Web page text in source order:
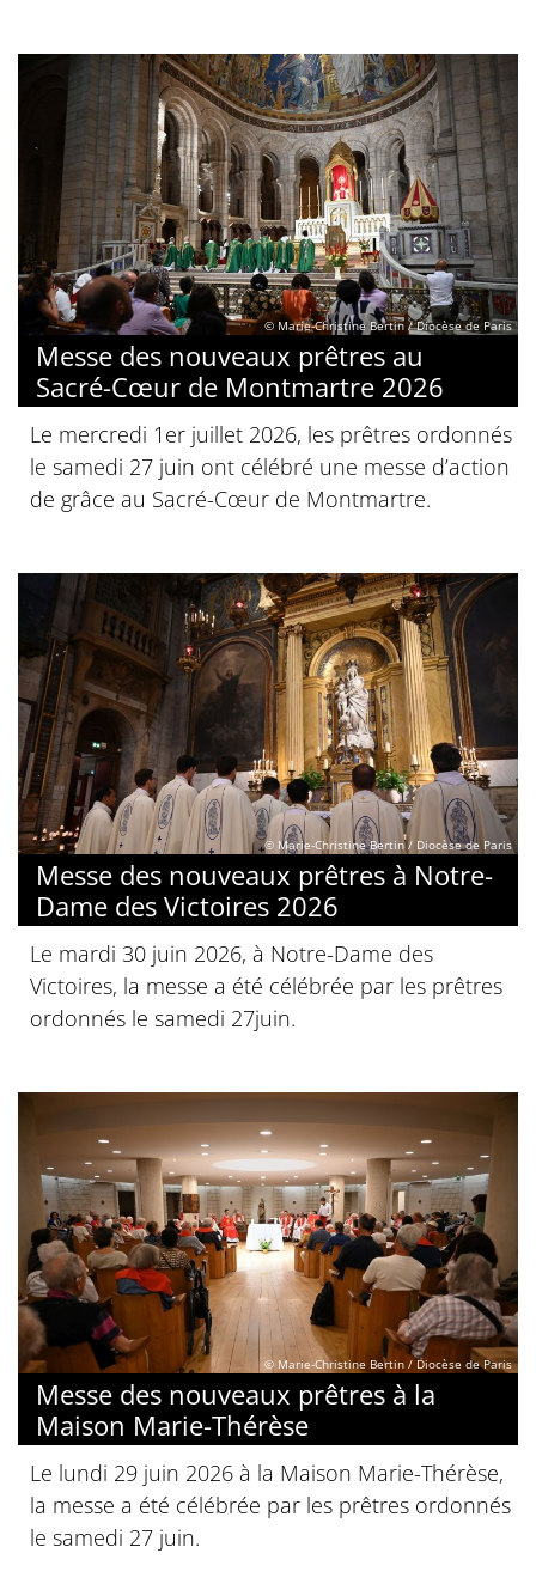
© Marie-Christine Bertin / Diocèse de Paris
Messe des nouveaux prêtres au
Sacré-Cœur de Montmartre 2026
Le mercredi 1er juillet 2026, les prêtres ordonnés
le samedi 27 juin ont célébré une messe d’action
de grâce au Sacré-Cœur de Montmartre.
© Marie-Christine Bertin / Diocèse de Paris
Messe des nouveaux prêtres à Notre-
Dame des Victoires 2026
Le mardi 30 juin 2026, à Notre-Dame des
Victoires, la messe a été célébrée par les prêtres
ordonnés le samedi 27juin.
© Marie-Christine Bertin / Diocèse de Paris
Messe des nouveaux prêtres à la
Maison Marie-Thérèse
Le lundi 29 juin 2026 à la Maison Marie-Thérèse,
la messe a été célébrée par les prêtres ordonnés
le samedi 27 juin.